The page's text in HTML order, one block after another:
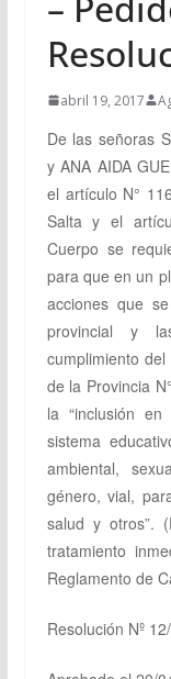
abril 19, 2017
De las señoras
y ANA AIDA
el artículo N°
Salta y el
Cuerpo se
para que en un
acciones que
provincial y
cumplimiento
de la Provincia
la “inclusión
sistema
ambiental,
género, vial,
salud y otros”.
tratamiento
Reglamento de
Resolución Nº